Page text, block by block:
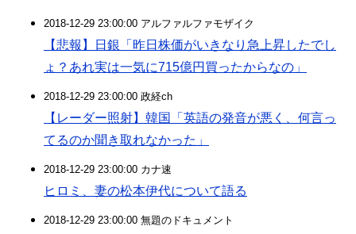
2018-12-29 23:00:00 アルファルファモザイク
【悲報】日銀「昨日株価がいきなり急上昇したでし
ょ？あれ実は一気に715億円買ったからなの」
2018-12-29 23:00:00 政経ch
【レーダー照射】韓国「英語の発音が悪く、何言っ
てるのか聞き取れなかった」
2018-12-29 23:00:00 カナ速
ヒロミ、妻の松本伊代について語る
2018-12-29 23:00:00 無題のドキュメント